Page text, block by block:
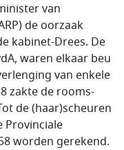
van
de oorzaak
kabinet-Drees. De
waren elkaar beu
van enkele
zakte de rooms-
de (haar)scheuren
Provinciale
worden gerekend.